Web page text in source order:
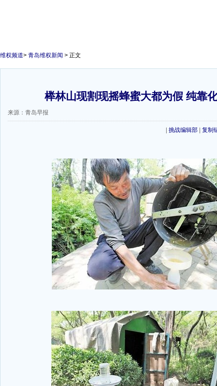
维权频道> 青岛维权新闻 > 正文
榉林山现割现摇蜂蜜大都为假 纯靠
来源：青岛早报
挑战编辑部 复制